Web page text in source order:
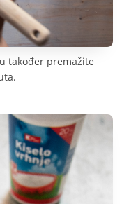
također premažite